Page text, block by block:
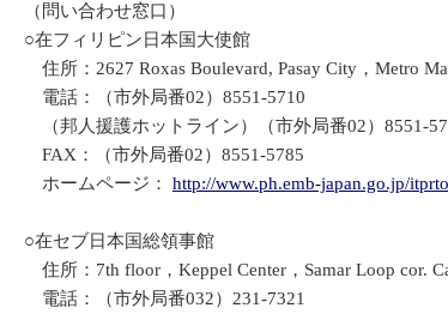
（問い合わせ窓口）
○在フィリピン日本国大使館
住所：2627 Roxas Boulevard, Pasay City，Metro
電話：（市外局番02）8551-5710
（邦人援護ホットライン）（市外局番02）8551-
FAX：（市外局番02）8551-5785
ホームページ： http://www.ph.emb-japan.go.jp/
○在セブ日本国総領事館
住所：7th floor，Keppel Center，Samar Loop cor.
電話：（市外局番032）231-7321